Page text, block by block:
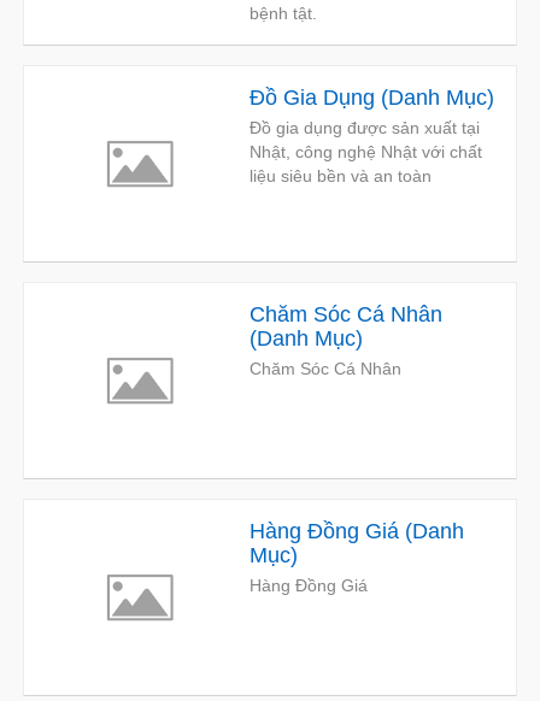
bệnh tật.
Đồ Gia Dụng (Danh Mục)
Đồ gia dụng được sản xuất tại
Nhật, công nghệ Nhật với chất
liệu siêu bền và an toàn
Chăm Sóc Cá Nhân
(Danh Mục)
Chăm Sóc Cá Nhân
Hàng Đồng Giá (Danh
Mục)
Hàng Đồng Giá